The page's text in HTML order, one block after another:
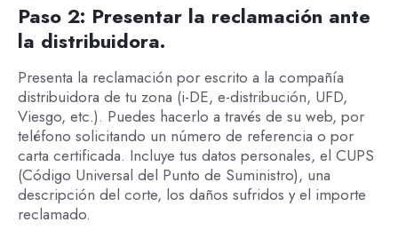
Paso 2: Presentar la reclamación ante
la distribuidora.
Presenta la reclamación por escrito a la compañía
distribuidora de tu zona (i-DE, e-distribución, UFD,
Viesgo, etc.). Puedes hacerlo a través de su web, por
teléfono solicitando un número de referencia o por
carta certificada. Incluye tus datos personales, el CUPS
(Código Universal del Punto de Suministro), una
descripción del corte, los daños sufridos y el importe
reclamado.